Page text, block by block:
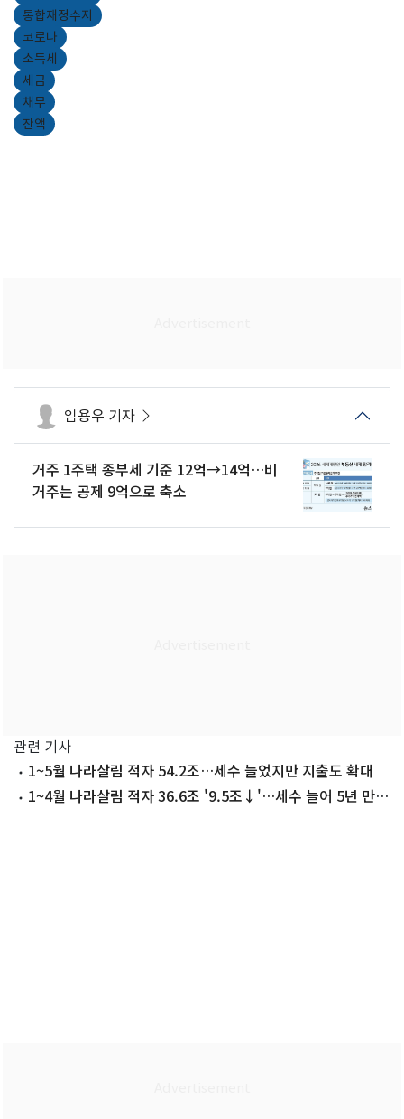
통합재정수지
코로나
소득세
세금
채무
잔액
임용우 기자
거주 1주택 종부세 기준 12억→14억…비
거주는 공제 9억으로 축소
관련 기사
1~5월 나라살림 적자 54.2조…세수 늘었지만 지출도 확대
1~4월 나라살림 적자 36.6조 '9.5조↓'…세수 늘어 5년 만에